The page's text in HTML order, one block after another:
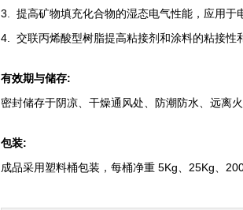
3. 提高矿物填充化合物的湿态电气性能，应用于
4. 交联丙烯酸型树脂提高粘接剂和涂料的粘接性
有效期与储存:
密封储存于阴凉、干燥通风处、防潮防水、远离
包装:
成品采用塑料桶包装，每桶净重 5Kg、25Kg、